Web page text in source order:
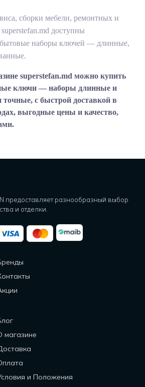
сборки мебели, ремонтных и
доступны
наборы ключей — длинные,
superstefan.md можно купить
ключи — наборы длинные и
с быстрой доставкой в
выгодные цены и качество,
предоставляет разнообразный выбор
и отделки.
магазине
и Положения